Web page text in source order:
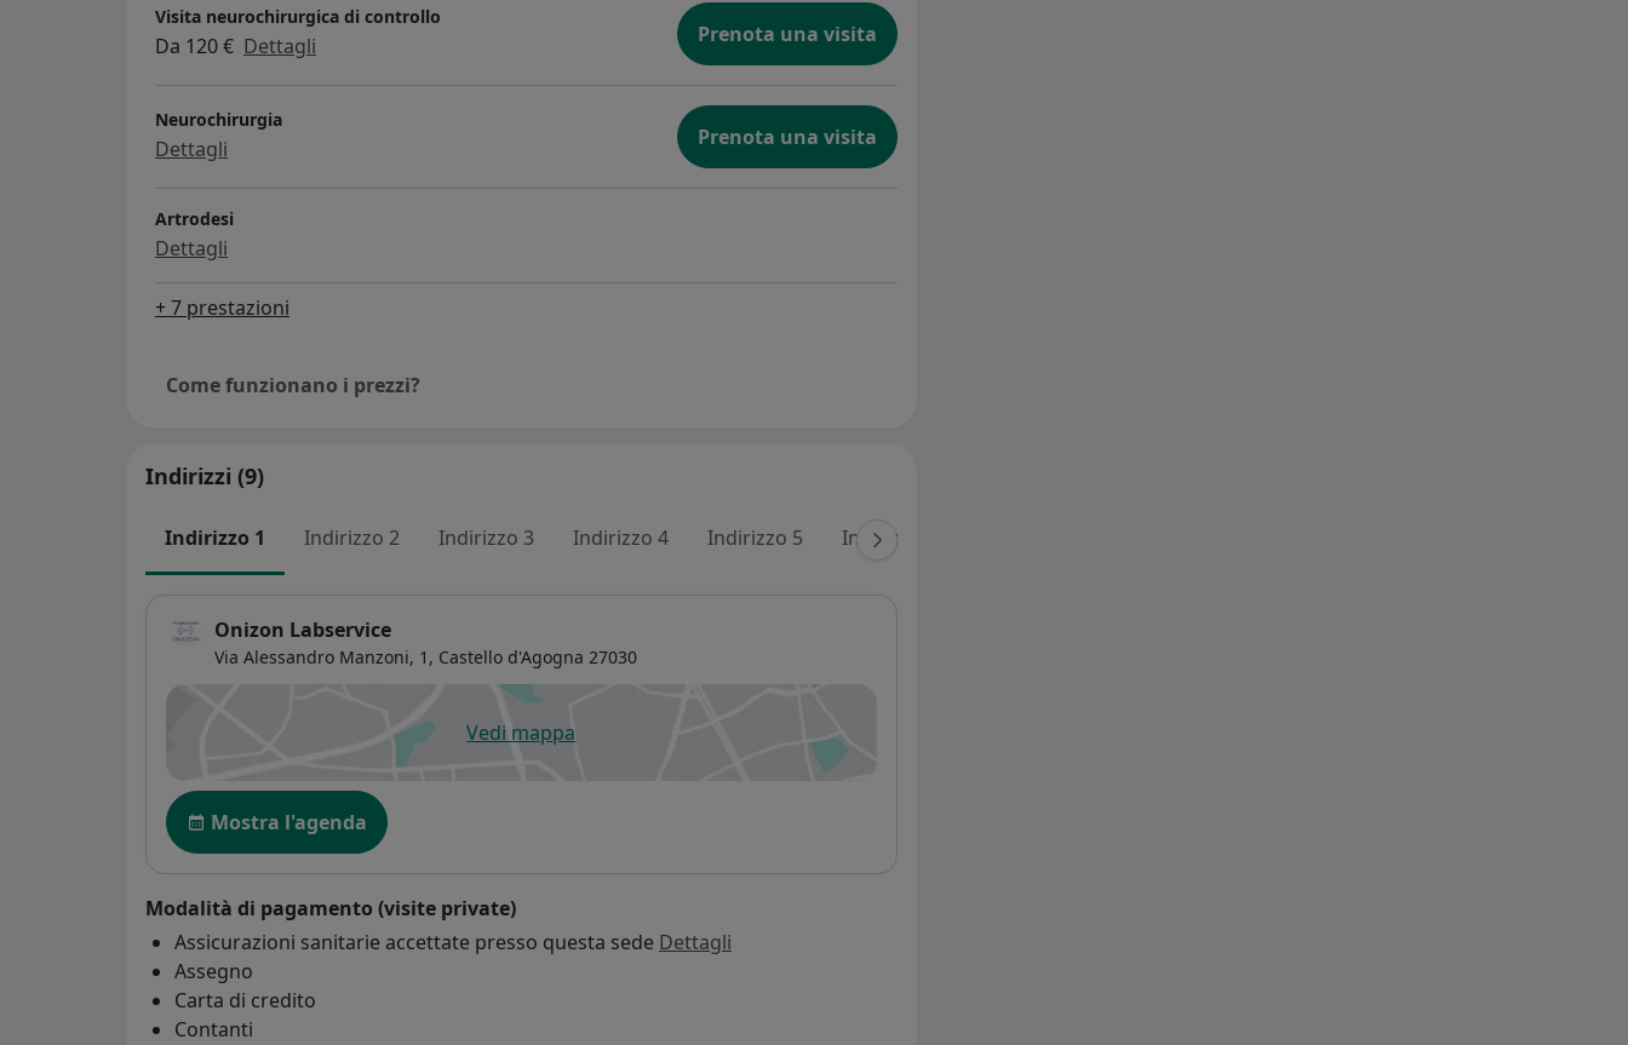
Visita neurochirurgica di controllo
Da 120 € Dettagli Prenota una visita
Neurochirurgia
Dettagli Prenota una visita
Artrodesi
Dettagli
+ 7 prestazioni
Come funzionano i prezzi?
Indirizzi (9)
Indirizzo 1 Indirizzo 2 Indirizzo 3 Indirizzo 4 Indirizzo 5 Indirizzo 6
Onizon Labservice
Via Alessandro Manzoni, 1, Castello d'Agogna 27030
Vedi mappasi apre in una nuova scheda
Disponibilità
Mostra l'agenda
Modalità di pagamento (visite private)
Assicurazioni sanitarie accettate presso questa sede Dettagli
Assegno
Carta di credito
Contanti